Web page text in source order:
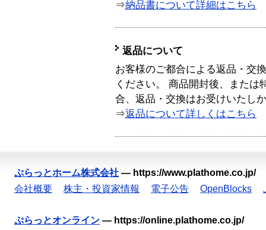
⇒納品書について詳細はこちら
返品について
お客様のご都合による返品・交
ください。 商品開封後、または
合、返品・交換はお受けいたし
⇒返品について詳しくはこちら
ぷらっとホーム株式会社 — https://www.plathome.co.jp/
会社概要
株主・投資家情報 電子公告 OpenBlocks
ぷらっとオンライン — https://online.plathome.co.jp/